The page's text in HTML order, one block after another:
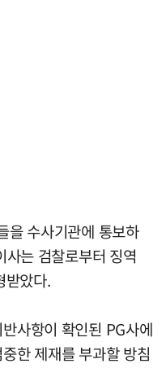
을 수사기관에 통보하
는 검찰로부터 징역
았다.
사항이 확인된 PG사에
한 제재를 부과할 방침